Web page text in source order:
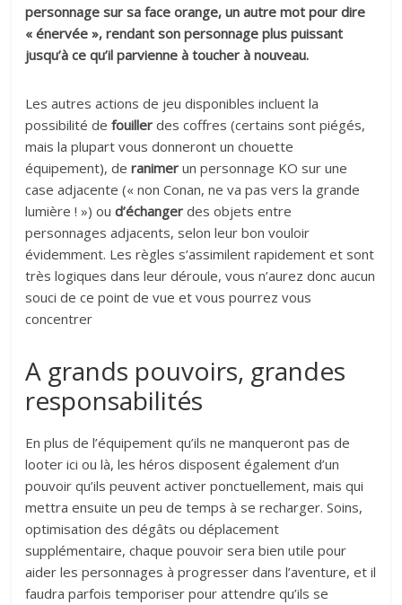
personnage sur sa face orange, un autre mot pour dire
« énervée », rendant son personnage plus puissant
jusqu’à ce qu’il parvienne à toucher à nouveau.
Les autres actions de jeu disponibles incluent la
possibilité defouiller des coffres (certains sont piégés,
mais la plupart vous donneront un chouette
équipement), deranimer un personnage KO sur une
case adjacente (« non Conan, ne va pas vers la grande
lumière ! ») oud’échanger des objets entre
personnages adjacents, selon leur bon vouloir
évidemment. Les règles s’assimilent rapidement et sont
très logiques dans leur déroule, vous n’aurez donc aucun
souci de ce point de vue et vous pourrez vous
concentrer
A grands pouvoirs, grandes
responsabilités
En plus de l’équipement qu’ils ne manqueront pas de
looter ici ou là, les héros disposent également d’un
pouvoir qu’ils peuvent activer ponctuellement, mais qui
mettra ensuite un peu de temps à se recharger. Soins,
optimisation des dégâts ou déplacement
supplémentaire, chaque pouvoir sera bien utile pour
aider les personnages à progresser dans l’aventure, et il
faudra parfois temporiser pour attendre qu’ils se